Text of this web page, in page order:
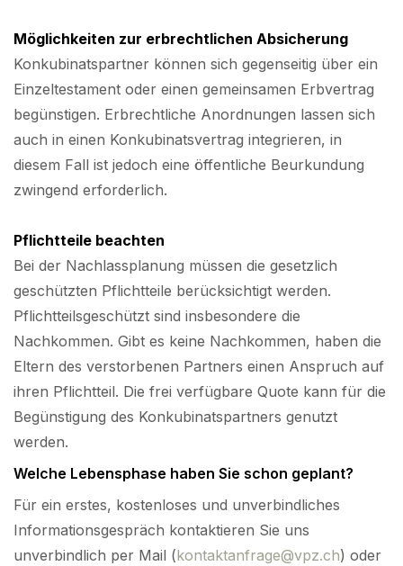
Möglichkeiten zur erbrechtlichen Absicherung
Konkubinatspartner können sich gegenseitig über ein
Einzeltestament oder einen gemeinsamen Erbvertrag
begünstigen. Erbrechtliche Anordnungen lassen sich
auch in einen Konkubinatsvertrag integrieren, in
diesem Fall ist jedoch eine öffentliche Beurkundung
zwingend erforderlich.
Pflichtteile beachten
Bei der Nachlassplanung müssen die gesetzlich
geschützten Pflichtteile berücksichtigt werden.
Pflichtteilsgeschützt sind insbesondere die
Nachkommen. Gibt es keine Nachkommen, haben die
Eltern des verstorbenen Partners einen Anspruch auf
ihren Pflichtteil. Die frei verfügbare Quote kann für die
Begünstigung des Konkubinatspartners genutzt
werden.
Welche Lebensphase haben Sie schon geplant?
Für ein erstes, kostenloses und unverbindliches
Informationsgespräch kontaktieren Sie uns
unverbindlich per Mail (kontaktanfrage@vpz.ch) oder